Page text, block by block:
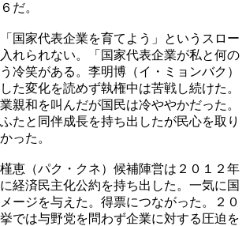
だ。
国家代表企業を育てよう」というスロー
れられない。「国家代表企業が私と何の
冷笑がある。李明博（イ・ミョンバク）
た変化を読めず執権中は苦戦し続けた。
親和を叫んだが国民は冷ややかだった。
たと同伴成長を持ち出したが民心を取り
った。
恵（パク・クネ）候補陣営は２０１２年
経済民主化公約を持ち出した。一気に国
ージを与えた。得票につながった。２０
では与野党を問わず企業に対する圧迫を